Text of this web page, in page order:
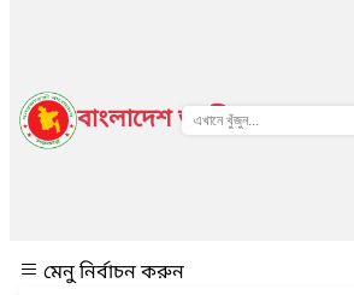
বাংলাদেশ জাতীয় তথ্য বাতায়ন
মেনু নির্বাচন করুন